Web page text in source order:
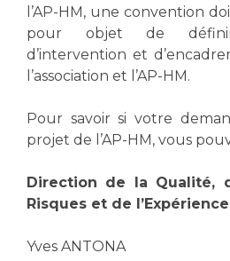
Culture à l'hôpital
Laïcité et cultes
Les associations
Salon des familles
Transports sanitaires
Chercheurs
Les structures de recherche
Écoles et Instituts de
Plateforme des
l’AP-HM, une convention
pour objet de
d’intervention et
l’association et l’AP-HM.
Pour savoir si votre
projet de l’AP-HM, vous
Direction de la Qualité,
Risques et de
Yves ANTONA